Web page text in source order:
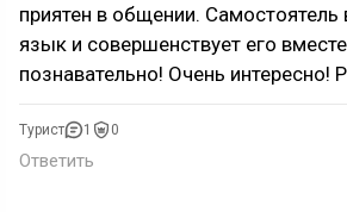
приятен в общении. Самостоятель
язык и совершенствует его
познавательно! Очень
Турист 1 0
Ответить